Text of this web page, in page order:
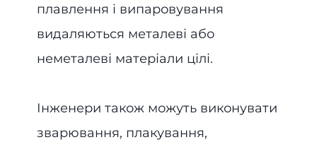
плавлення і випаровування
видаляються металеві або
неметалеві матеріали цілі.
Інженери також можуть виконувати
зварювання, плакування,